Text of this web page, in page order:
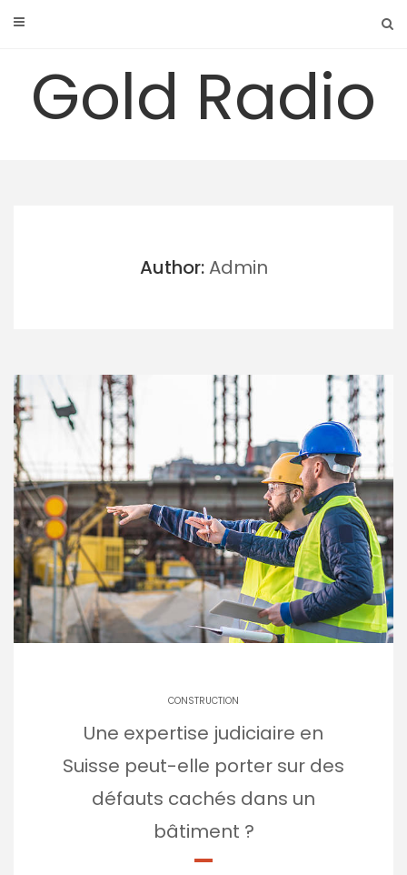
Gold Radio
Author:Admin
CONSTRUCTION
Une expertise judiciaire en
Suisse peut-elle porter sur des
défauts cachés dans un
bâtiment ?